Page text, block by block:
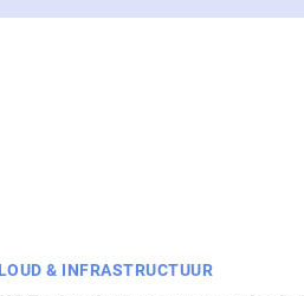
& INFRASTRUCTUUR